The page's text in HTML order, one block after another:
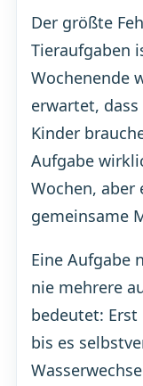
Der größte
Tieraufgaben
Wochenende
erwartet,
Kinder
Aufgabe
Wochen, aber
gemeinsame
Eine Aufgabe
nie mehrere
bedeutet: Erst
bis es